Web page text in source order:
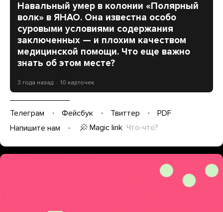
Навальный умер в колонии «Полярный
волк» в ЯНАО. Она известна особо
суровыми условиями содержания
заключенных — и плохим качеством
медицинской помощи. Что еще важно
знать об этом месте?
3 года назад 10 карточек
Телеграм Фейсбук Твиттер
PDF
Напишите нам
Magic link Что-что?